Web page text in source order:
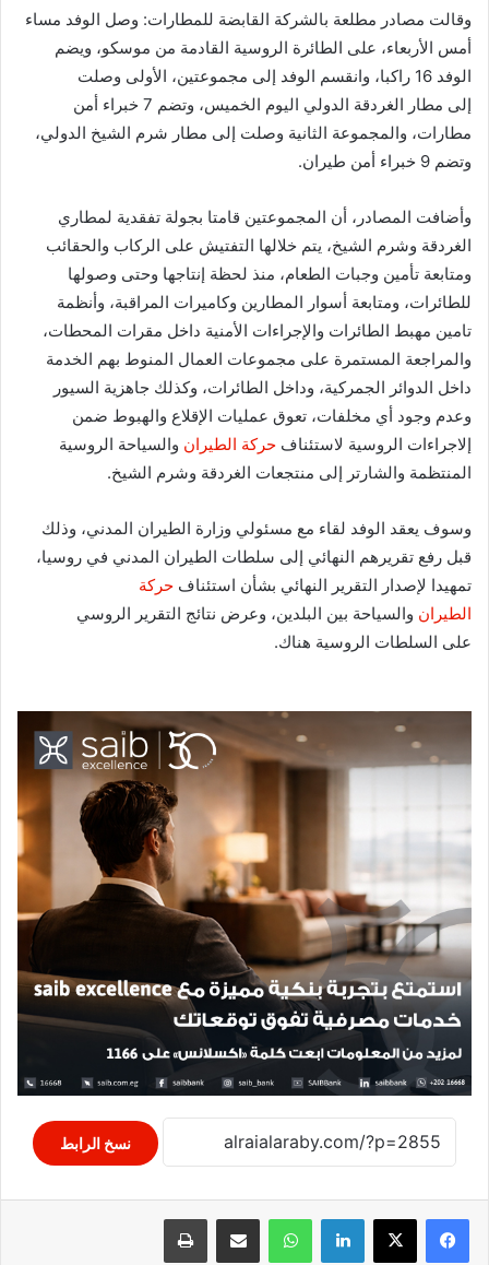
وقالت مصادر مطلعة بالشركة القابضة للمطارات: وصل الوفد مساء
أمس الأربعاء، على الطائرة الروسية القادمة من موسكو، ويضم
الوفد 16 راكبا، وانقسم الوفد إلى مجموعتين، الأولى وصلت
إلى مطار الغردقة الدولي اليوم الخميس، وتضم 7 خبراء أمن
مطارات، والمجموعة الثانية وصلت إلى مطار شرم الشيخ الدولي،
وتضم 9 خبراء أمن طيران.
وأضافت المصادر، أن المجموعتين قامتا بجولة تفقدية لمطاري
الغردقة وشرم الشيخ، يتم خلالها التفتيش على الركاب والحقائب
ومتابعة تأمين وجبات الطعام، منذ لحظة إنتاجها وحتى وصولها
للطائرات، ومتابعة أسوار المطارين وكاميرات المراقبة، وأنظمة
تامين مهبط الطائرات والإجراءات الأمنية داخل مقرات المحطات،
والمراجعة المستمرة على مجموعات العمال المنوط بهم الخدمة
داخل الدوائر الجمركية، وداخل الطائرات، وكذلك جاهزية السيور
وعدم وجود أي مخلفات، تعوق عمليات الإقلاع والهبوط ضمن
إلاجراءات الروسية لاستئناف حركة الطيران والسياحة الروسية
المنتظمة والشارتر إلى منتجعات الغردقة وشرم الشيخ.
وسوف يعقد الوفد لقاء مع مسئولي وزارة الطيران المدني، وذلك
قبل رفع تقريرهم النهائي إلى سلطات الطيران المدني في روسيا،
تمهيدا لإصدار التقرير النهائي بشأن استئناف حركة
الطيران والسياحة بين البلدين، وعرض نتائج التقرير الروسي
على السلطات الروسية هناك.
نسخ الرابط
لينكدإن واتساب مشاركة عبر البريد طباعة